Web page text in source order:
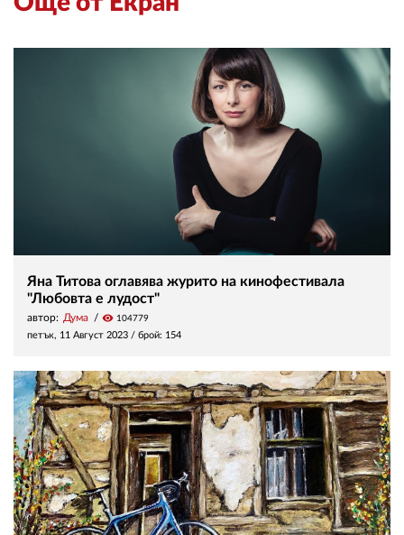
Яна Титова оглавява журито на кинофестивала
"Любовта е лудост"
автор: Дума visibility 104779
петък, 11 Август 2023 / брой: 154